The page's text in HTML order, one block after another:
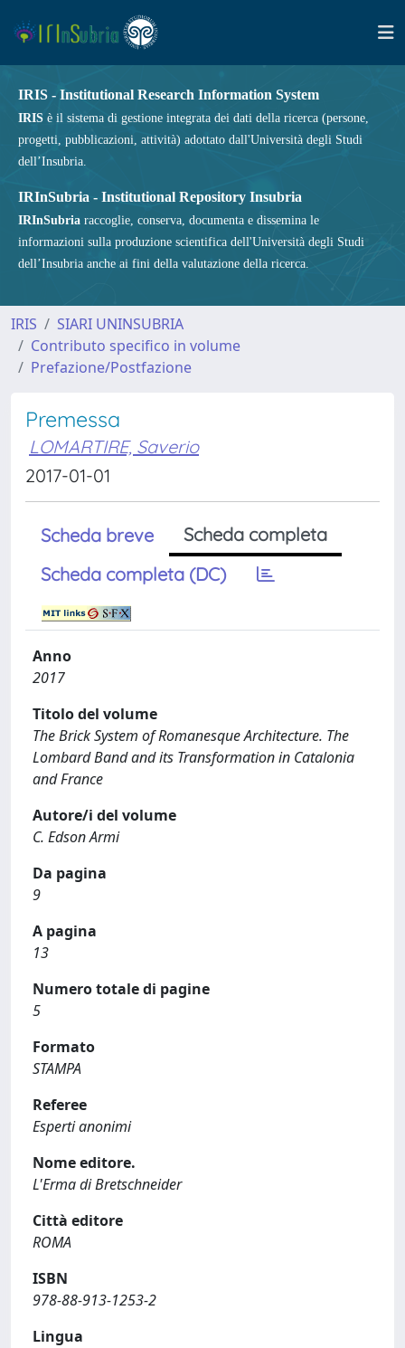
IRIS - Institutional Research Information System
IRIS è il sistema di gestione integrata dei dati della ricerca (persone,
progetti, pubblicazioni, attività) adottato dall'Università degli Studi
dell’Insubria.
IRInSubria - Institutional Repository Insubria
IRInSubria raccoglie, conserva, documenta e dissemina le
informazioni sulla produzione scientifica dell'Università degli Studi
dell’Insubria anche ai fini della valutazione della ricerca.
IRIS
SIARI UNINSUBRIA
Contributo specifico in volume
Prefazione/Postfazione
Premessa
LOMARTIRE, Saverio
2017-01-01
Scheda breve
Scheda completa
Scheda completa (DC)
Anno
2017
Titolo del volume
The Brick System of Romanesque Architecture. The
Lombard Band and its Transformation in Catalonia
and France
Autore/i del volume
C. Edson Armi
Da pagina
9
A pagina
13
Numero totale di pagine
5
Formato
STAMPA
Referee
Esperti anonimi
Nome editore.
L'Erma di Bretschneider
Città editore
ROMA
ISBN
978-88-913-1253-2
Lingua